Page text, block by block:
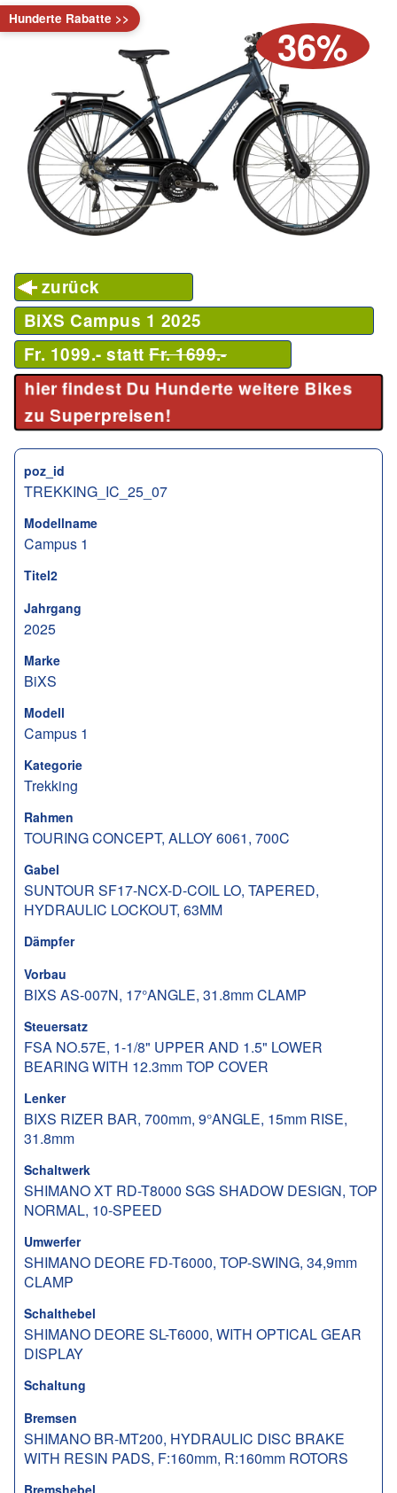
Hunderte Rabatte >>
36%
zurück
BiXS Campus 1 2025
Fr. 1099.- stattFr. 1699.-
hier findest Du Hunderte weitere Bikes
zu Superpreisen!
poz_id
TREKKING_IC_25_07
Modellname
Campus 1
Titel2
Jahrgang
2025
Marke
BiXS
Modell
Campus 1
Kategorie
Trekking
Rahmen
TOURING CONCEPT, ALLOY 6061, 700C
Gabel
SUNTOUR SF17-NCX-D-COIL LO, TAPERED,
HYDRAULIC LOCKOUT, 63MM
Dämpfer
Vorbau
BIXS AS-007N, 17°ANGLE, 31.8mm CLAMP
Steuersatz
FSA NO.57E, 1-1/8" UPPER AND 1.5" LOWER
BEARING WITH 12.3mm TOP COVER
Lenker
BIXS RIZER BAR, 700mm, 9°ANGLE, 15mm RISE,
31.8mm
Schaltwerk
SHIMANO XT RD-T8000 SGS SHADOW DESIGN, TOP
NORMAL, 10-SPEED
Umwerfer
SHIMANO DEORE FD-T6000, TOP-SWING, 34,9mm
CLAMP
Schalthebel
SHIMANO DEORE SL-T6000, WITH OPTICAL GEAR
DISPLAY
Schaltung
Bremsen
SHIMANO BR-MT200, HYDRAULIC DISC BRAKE
WITH RESIN PADS, F:160mm, R:160mm ROTORS